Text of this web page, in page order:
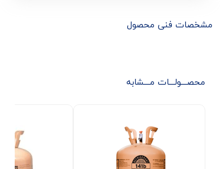
مشخصات فنی محصول
محصـــولـــات مـــشابه